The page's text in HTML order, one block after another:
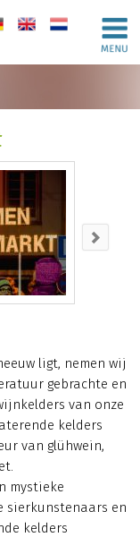
en nl
ligt, nemen wij
gebrachte en
van onze
kelders
van glühwein,
mystieke
sierkunstenaars en
kelders